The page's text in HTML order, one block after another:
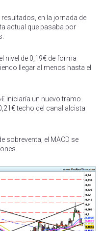
en la jornada de
actual que pasaba por
nivel de 0,19€ de forma
llegar al menos hasta el
iniciaría un nuevo tramo
techo del canal alcista
sobreventa, el MACD se